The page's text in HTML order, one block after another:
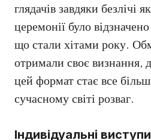
глядачів завдяки безлічі
церемонії було
що стали хітами року.
отримали своє
цей формат стає все
сучасному світі розваг.
Індивідуальні